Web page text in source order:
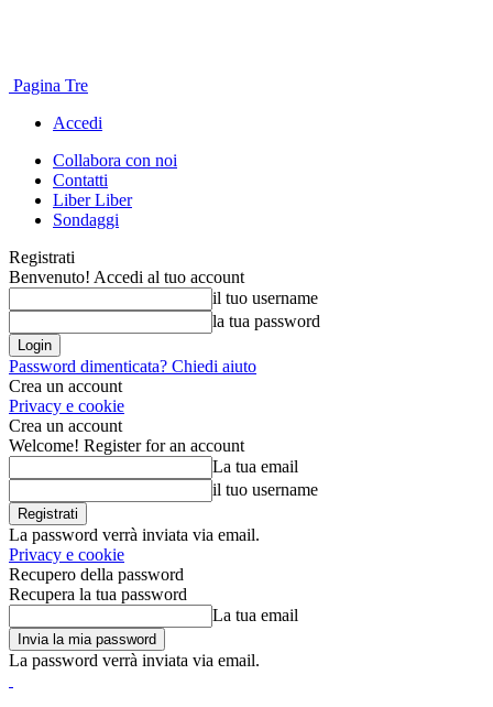
Pagina Tre
Accedi
Collabora con noi
Contatti
Liber Liber
Sondaggi
Registrati
Benvenuto! Accedi al tuo account
il tuo username
la tua password
Password dimenticata? Chiedi aiuto
Crea un account
Privacy e cookie
Crea un account
Welcome! Register for an account
La tua email
il tuo username
La password verrà inviata via email.
Privacy e cookie
Recupero della password
Recupera la tua password
La tua email
La password verrà inviata via email.